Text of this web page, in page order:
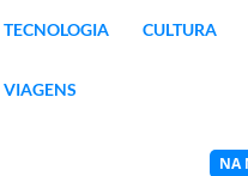
TECNOLOGIA CULTURA
VIAGENS
NA